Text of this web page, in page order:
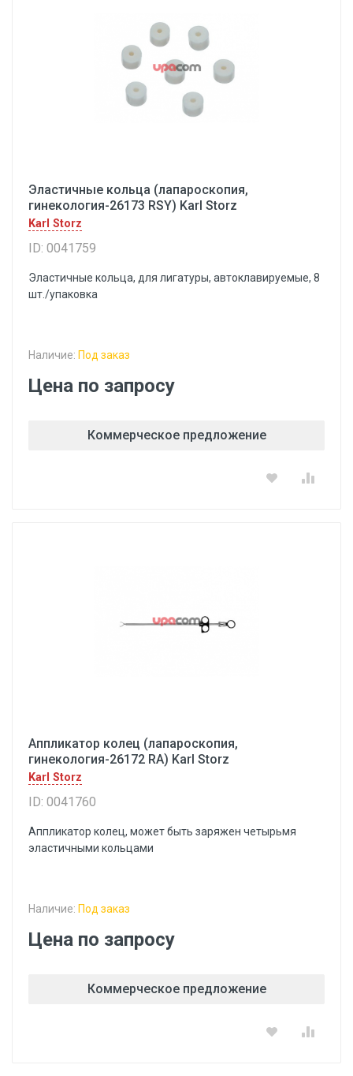
Эластичные кольца (лапароскопия,
гинекология-26173 RSY) Karl Storz
Karl Storz
ID: 0041759
Эластичные кольца, для лигатуры, автоклавируемые, 8
шт./упаковка
Наличие: Под заказ
Цена по запросу
Коммерческое предложение
Аппликатор колец (лапароскопия,
гинекология-26172 RA) Karl Storz
Karl Storz
ID: 0041760
Аппликатор колец, может быть заряжен четырьмя
эластичными кольцами
Наличие: Под заказ
Цена по запросу
Коммерческое предложение